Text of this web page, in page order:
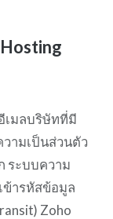
เมลบริษัทที่มี
ามเป็นส่วนตัว
ระบบความ
ข้ารหัสข้อมูล
Zoho